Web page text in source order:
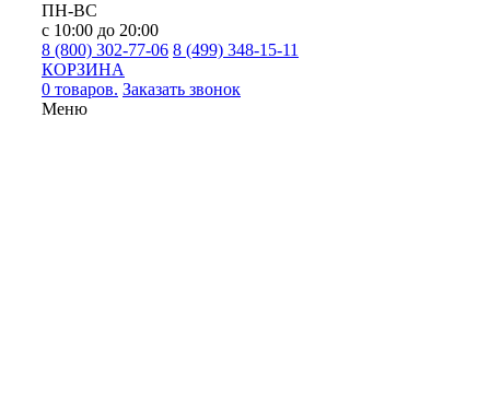
ПН-ВС
с 10:00 до 20:00
8 (800) 302-77-06 8 (499) 348-15-11
КОРЗИНА
0 товаров. Заказать звонок
Меню